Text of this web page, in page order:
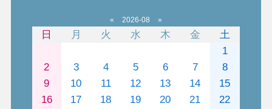
« 2026-08 »
日 月 火 水 木 金
土
1
2
3 4 5 6 7
8
9
10 11 12 13 14
15
16
17 18 19 20 21
22